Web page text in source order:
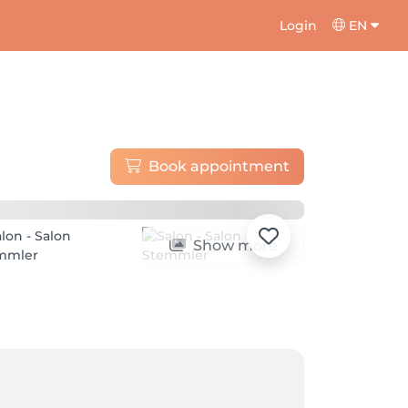
Login EN
Book appointment
Show more